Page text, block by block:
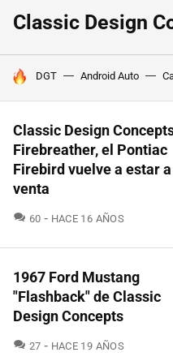
Classic Design
HOY SE HABLA DE
DGT Android Auto
Classic Design
Firebreather, el Pontiac
Firebird vuelve a estar
venta
60 COMENTARIOS
HACE 16 AÑOS
1967 Ford Mustang
"Flashback" de Classic
Design Concepts
27 COMENTARIOS
HACE 19 AÑOS